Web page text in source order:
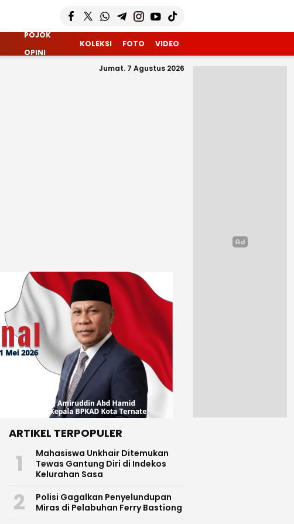
POJOK
OPINI
KOLEKSI FOTO VIDEO
Jumat. 7 Agustus 2026
ARTIKEL TERPOPULER
1
Mahasiswa Unkhair Ditemukan
Tewas Gantung Diri di Indekos
Kelurahan Sasa
2
Polisi Gagalkan Penyelundupan
Miras di Pelabuhan Ferry Bastiong